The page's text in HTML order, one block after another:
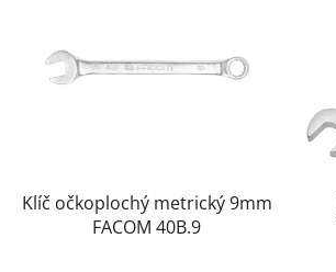
Klíč očkoplochý metrický 9mm
FACOM 40B.9